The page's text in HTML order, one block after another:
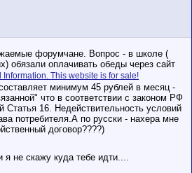
форумчане. Вопрос - в школе (
обязали оплачивать обеды через сайт
This website is for sale!
минимум 45 рублей в месяц -
что в соответствии с законом РФ
Статья 16. Недействительность условий
потребителя.А по русски - нахера мне
договор????)
я не скажу куда тебе идти....